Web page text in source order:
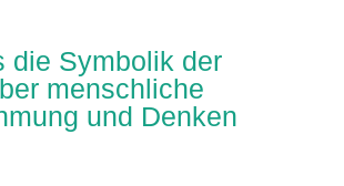
die Symbolik der
menschliche
und Denken